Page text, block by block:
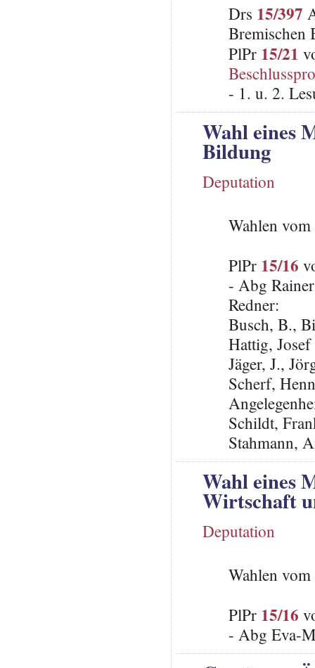
Drs 15/397
Bremischen
PlPr 15/21
- 1. u. 2.
Wahl eines
Bildung
Deputation
Wahlen
PlPr 15/16
- Abg
Redner:
Busch, B.,
Hattig,
Jäger, J.,
Scherf,
Schildt,
Stahmann,
Wahl eines
Wirtschaft
Deputation
Wahlen
PlPr 15/16
- Abg Eva-